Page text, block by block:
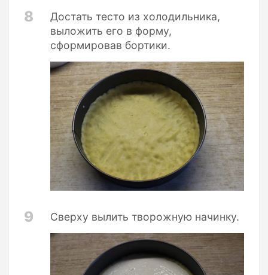
8
Достать тесто из холодильника,
выложить его в форму,
сформировав бортики.
9 Сверху вылить творожную начинку.